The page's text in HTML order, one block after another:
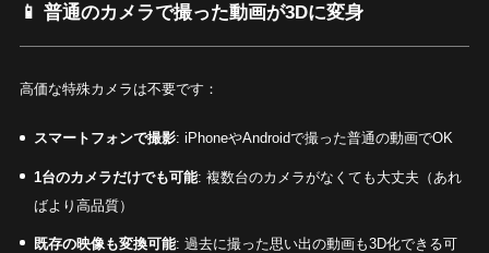
📱 普通のカメラで撮った動画が3Dに変身
高価な特殊カメラは不要です：
スマートフォンで撮影: iPhoneやAndroidで撮った普通の動画でOK
1台のカメラだけでも可能: 複数台のカメラがなくても大丈夫（あれ
ばより高品質）
既存の映像も変換可能: 過去に撮った思い出の動画も3D化できる可